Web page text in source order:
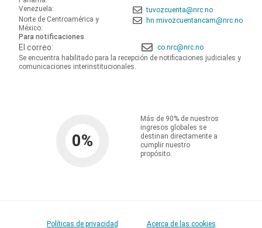
Venezuela:
tuvozcuenta@nrc.no
Norte de Centroamérica y
México:
hn.mivozcuentancam@nrc.no
Para notificaciones
El correo:
co.nrc@nrc.no
Se encuentra habilitado para la recepción de notificaciones judiciales y
comunicaciones interinstitucionales.
0%
Más de 90% de nuestros
ingresos globales se
destinan directamente a
cumplir nuestro
propósito.
Políticas de privacidad Acerca de las cookies